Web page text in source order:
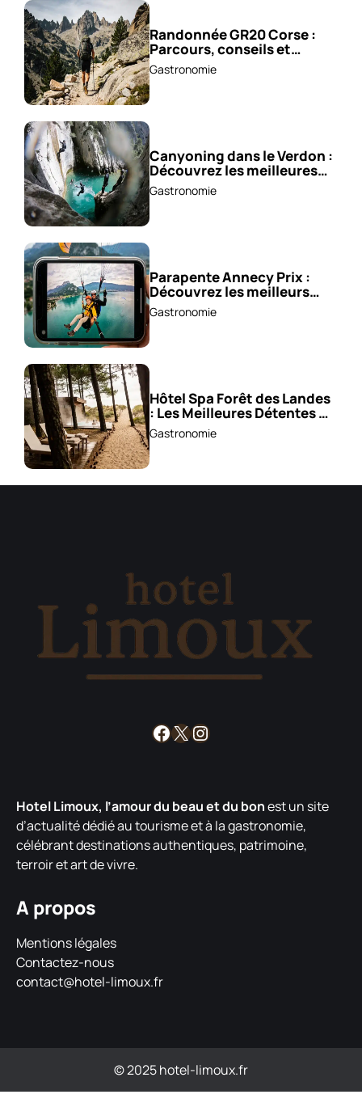
Randonnée GR20 Corse :
Parcours, conseils et
astuces !
Gastronomie
Canyoning dans le Verdon :
Découvrez les meilleures
excursions !
Gastronomie
Parapente Annecy Prix :
Découvrez les meilleurs
vols à partir de 85 €!
Gastronomie
Hôtel Spa Forêt des Landes
: Les Meilleures Détentes À
Découvrir !
Gastronomie
Facebook
X Instagram
Hotel Limoux, l’amour du beau et du bonest un site
d’actualité dédié au tourisme et à la gastronomie,
célébrant destinations authentiques, patrimoine,
terroir et art de vivre.
A propos
Mentions légales
Contactez-nous
contact@hotel-limoux.fr
© 2025 hotel-limoux.fr